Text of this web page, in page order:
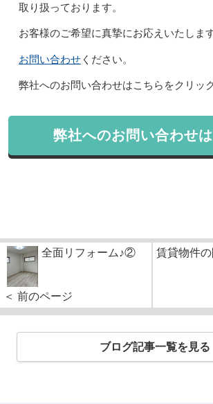
取り扱っております。
お客様のご希望に真摯にお応えいたしま
お問い合わせください。
弊社へのお問い合わせはこちらをクリッ
弊社へのお問い合わせ
全面リフォーム♪②
＜ 前のページ
賃貸物件
ブログ記事一覧を見る